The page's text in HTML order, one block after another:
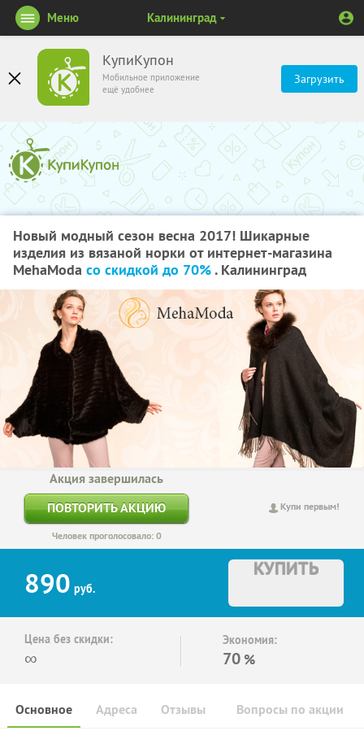
КупиКупон
Мобильное приложение
ещё удобнее
Загрузить
Меню Калининград
Новый модный сезон весна 2017! Шикарные
изделия из вязаной норки от интернет-магазина
MehaModa со скидкой до 70%. Калининград
Купи первым!
Акция завершилась
ПОВТОРИТЬ АКЦИЮ
Человек проголосовало: 0
890 руб.
КУПИТЬ
Цена без скидки:
∞
Экономия:
70 %
Основное Отзывы Вопросы по акции
Адреса